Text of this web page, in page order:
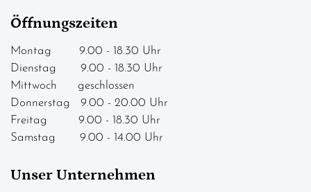
Öffnungszeiten
Montag 9.00 - 18.30 Uhr
Dienstag 9.00 - 18.30 Uhr
Mittwoch geschlossen
Donnerstag 9.00 - 20.00 Uhr
Freitag 9.00 - 18.30 Uhr
Samstag 9.00 - 14.00 Uhr
Unser Unternehmen